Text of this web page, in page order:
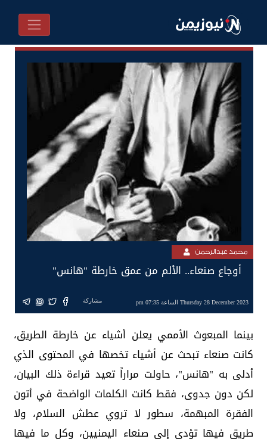
محمد عبدالرحمن
أوجاع صنعاء.. الألم من عمق خارطة "هانس"
Thursday 28 December 2023 الساعة 07:35 pm مشاركة
بينما المبعوث الأممي يعلن أشياء عن خارطة الطريق،
كانت صنعاء تبحث عن أشياء تخصها في المحتوى الذي
أدلى به "هانس"، حاولت مراراً تعيد قراءة ذلك البيان،
لكن دون جدوى، فقط كانت الكلمات الواضحة في أتون
الفقرة المبهمة، سطور لا تروي عطش السلام، ولا
طريق فيها تؤدي إلى صنعاء اليمنيين، وكل ما فيها